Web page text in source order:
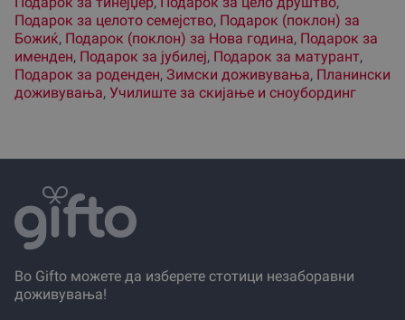
Подарок за целото семејство, Подарок (поклон) за
Божиќ, Подарок (поклон) за Нова година, Подарок за
именден, Подарок за јубилеј, Подарок за матурант,
Подарок за роденден, Зимски доживувања, Планински
доживувања, Училиште за скијање и сноубординг
Во Gifto можете да изберете стотици незаборавни
доживувања!